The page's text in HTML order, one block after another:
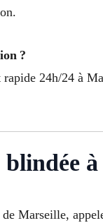
?
24h/24 à
Marseille,